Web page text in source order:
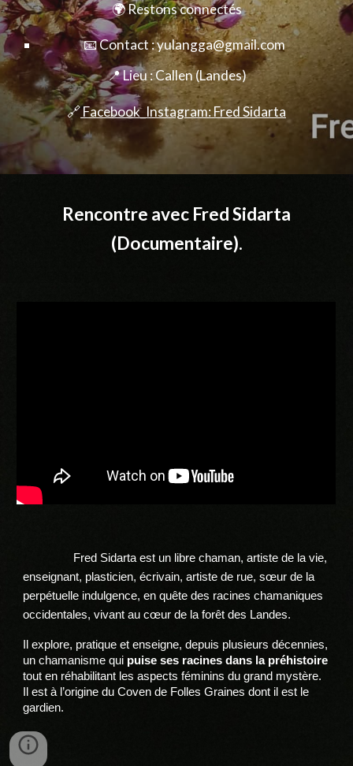
🌍 Restons connectés
📧 Contact : yulangga@gmail.com
📍 Lieu : Callen (Landes)
🔗Facebook_Instagram: Fred Sidarta
Rencontre avec Fred Sidarta
(Documentaire).
Fred Sidarta est un libre chaman, artiste de la vie,
enseignant, plasticien, écrivain, artiste de rue, sœur de la
perpétuelle indulgence, en quête des racines chamaniques
occidentales, vivant au cœur de la forêt des Landes.
Il explore, pratique et enseigne, depuis plusieurs décennies,
un chamanisme qui puise ses racines dans la préhistoire
tout en réhabilitant les aspects féminins du grand mystère.
Il est à l’origine du Coven de Folles Graines dont il est le
gardien.